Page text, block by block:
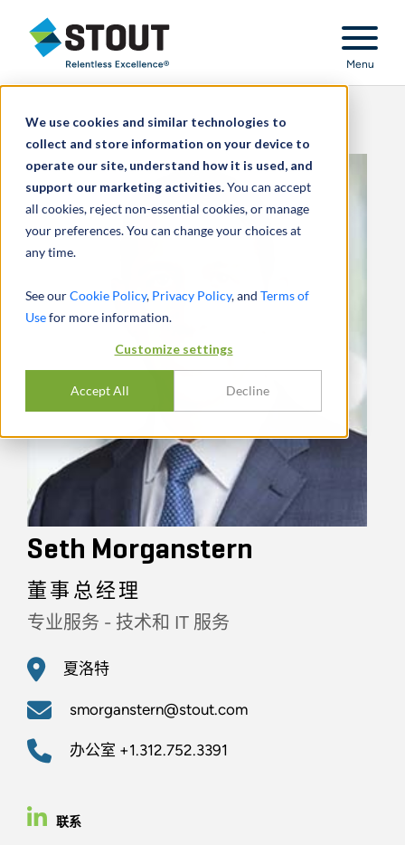
We use cookies and similar technologies to
collect and store information on your device to
operate our site, understand how it is used, and
support our marketing activities.You can accept
all cookies, reject non-essential cookies, or manage
your preferences. You can change your choices at
any time.
See ourCookie Policy, Privacy Policy, and Terms of
Usefor more information.
Customize settings
Accept All Decline
Stout Relentless Excellence
Menu
Seth Morganstern
董事总经理
专业服务 - 技术和 IT 服务
夏洛特
smorganstern@stout.com
办公室 +1.312.752.3391
联系